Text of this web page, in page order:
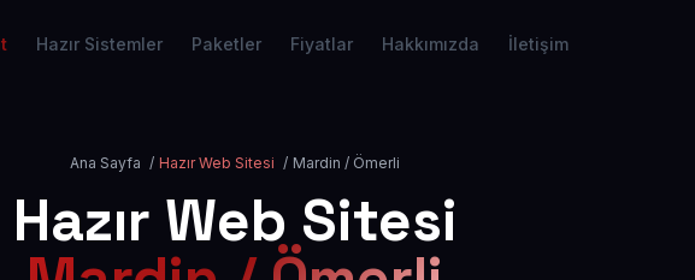
Hazır Sistemler Paketler Fiyatlar Hakkımızda İletişim
Ana Sayfa / Hazır Web Sitesi / Mardin / Ömerli
Hazır Web Sitesi